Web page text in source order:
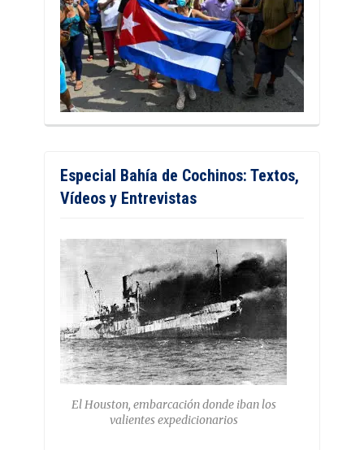
Especial Bahía de Cochinos: Textos,
Vídeos y Entrevistas
El Houston, embarcación donde iban los
valientes expedicionarios